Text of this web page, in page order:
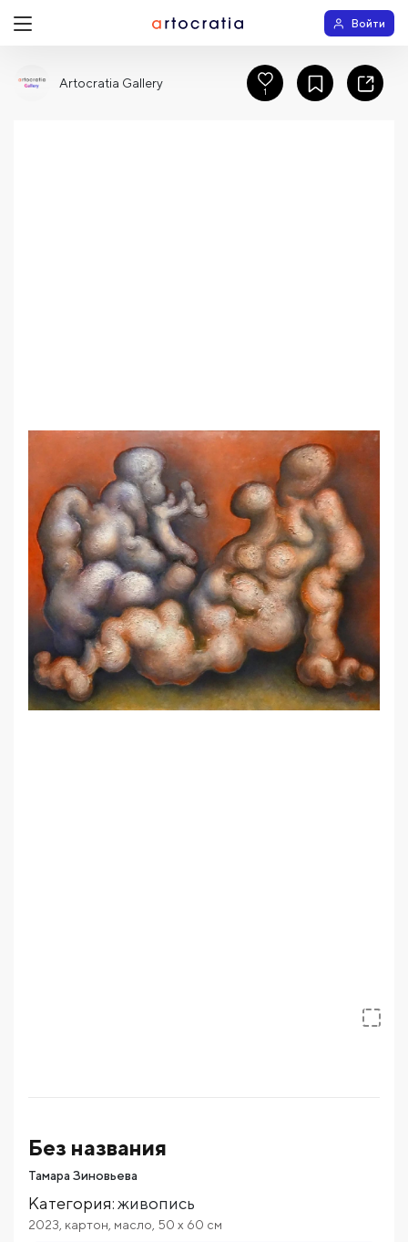
Войти
Без названия
Тамара Зиновьева
Категория:живопись
2023 картон масло 50 x 60 см
Artocratia Gallery
1